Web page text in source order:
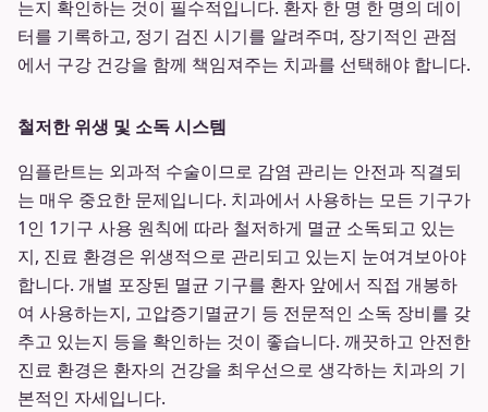
는지 확인하는 것이 필수적입니다. 환자 한 명 한 명의 데이
터를 기록하고, 정기 검진 시기를 알려주며, 장기적인 관점
에서 구강 건강을 함께 책임져주는 치과를 선택해야 합니다.
철저한 위생 및 소독 시스템
임플란트는 외과적 수술이므로 감염 관리는 안전과 직결되
는 매우 중요한 문제입니다. 치과에서 사용하는 모든 기구가
1인 1기구 사용 원칙에 따라 철저하게 멸균 소독되고 있는
지, 진료 환경은 위생적으로 관리되고 있는지 눈여겨보아야
합니다. 개별 포장된 멸균 기구를 환자 앞에서 직접 개봉하
여 사용하는지, 고압증기멸균기 등 전문적인 소독 장비를 갖
추고 있는지 등을 확인하는 것이 좋습니다. 깨끗하고 안전한
진료 환경은 환자의 건강을 최우선으로 생각하는 치과의 기
본적인 자세입니다.